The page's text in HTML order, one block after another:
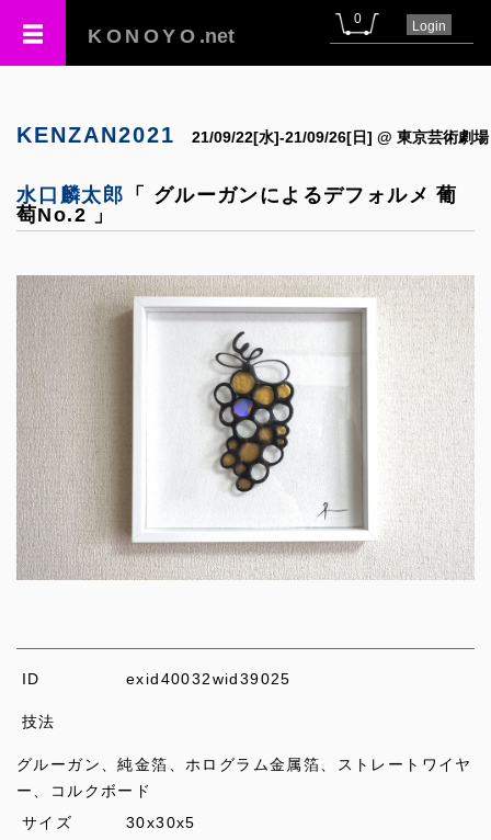
KONOYO .net
0 Login
KENZAN2021 21/09/22[水]-21/09/26[日] @ 東京芸術劇場
水口麟太郎 「 グルーガンによるデフォルメ 葡
萄No.2 」
ID exid40032wid39025
技法
グルーガン、純金箔、ホログラム金属箔、ストレートワイヤ
ー、コルクボード
サイズ
30x30x5